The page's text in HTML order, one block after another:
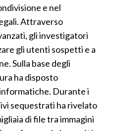
e nel
Attraverso
gli investigatori
gli utenti sospetti e a
Sulla base degli
ha disposto
Durante i
sequestrati ha rivelato
di file tra immagini